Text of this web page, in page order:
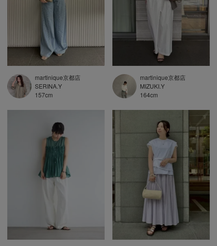
SERINA.Y
martinique京都店
157cm
MIZUKI.Y
martinique京都店
164cm